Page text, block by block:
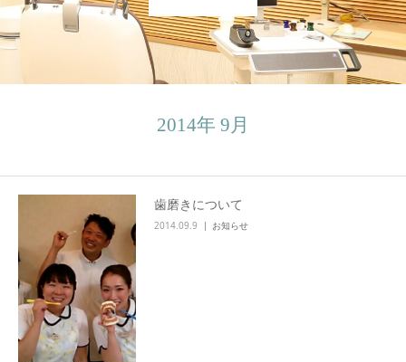
2014年 9月
歯磨きについて
2014.09.9 お知らせ
アクセス